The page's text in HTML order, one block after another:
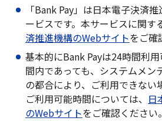
「Bank Pay」は日本電子決済
ービスです。本サービスに関す
済推進機構のWebサイトをご確
基本的にBank Payは24時間利
間内であっても、システムメン
の都合により、ご利用できない
ご利用可能時間については、 日
のWebサイトをご確認ください。